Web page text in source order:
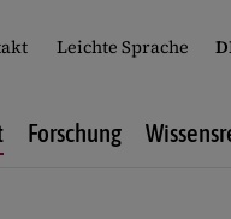
Leichte Sprache
Forschung